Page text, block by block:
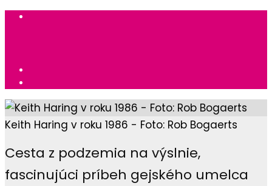
Keith Haring v roku 1986 - Foto: Rob Bogaerts
Cesta z podzemia na výslnie,
fascinujúci príbeh gejského umelca